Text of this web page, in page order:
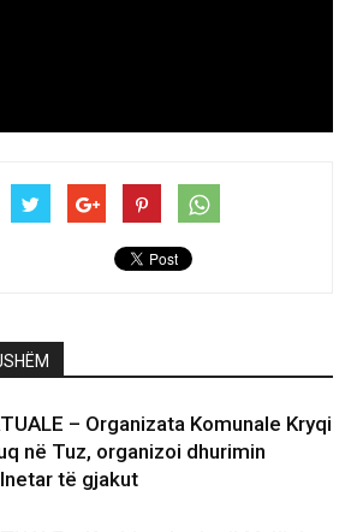
– Organizata Komunale Kryqi
në Tuz, organizoi dhurimin
të gjakut